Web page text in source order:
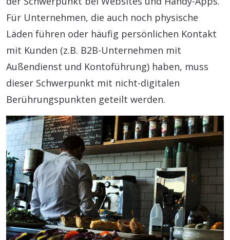
Für Unternehmen, die auch noch physische
Läden führen oder häufig persönlichen Kontakt
mit Kunden (z.B. B2B-Unternehmen mit
Außendienst und Kontoführung) haben, muss
dieser Schwerpunkt mit nicht-digitalen
Berührungspunkten geteilt werden.